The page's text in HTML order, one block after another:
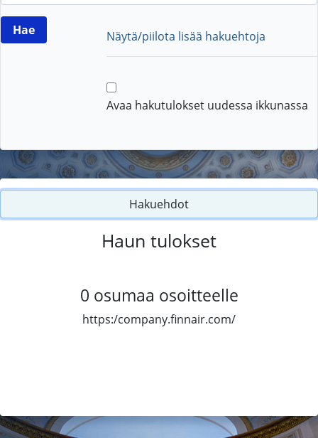
Näytä/piilota lisää hakuehtoja
Avaa hakutulokset uudessa ikkunassa
Hakuehdot
Haun tulokset
0 osumaa osoitteelle
https:/company.finnair.com/